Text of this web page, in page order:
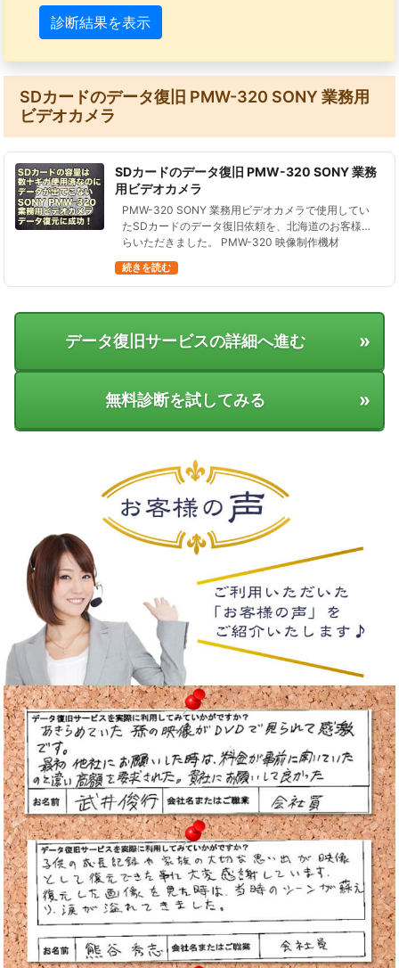
診断結果を表示
SDカードのデータ復旧 PMW-320 SONY 業務用
ビデオカメラ
SDカードのデータ復旧 PMW-320 SONY 業務
用ビデオカメラ
PMW-320 SONY 業務用ビデオカメラで使用してい
たSDカードのデータ復旧依頼を、北海道のお客様か
らいただきました。 PMW-320 映像制作機材
す。 希望小売…
続きを読む
データ復旧サービスの詳細へ進む »
無料診断を試してみる »